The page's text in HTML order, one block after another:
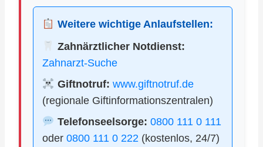
Weitere wichtige Anlaufstellen:
Zahnärztlicher Notdienst:
Zahnarzt-Suche
Giftnotruf: www.giftnotruf.de
(regionale Giftinformationszentralen)
Telefonseelsorge: 0800 111 0 111
oder 0800 111 0 222 (kostenlos, 24/7)